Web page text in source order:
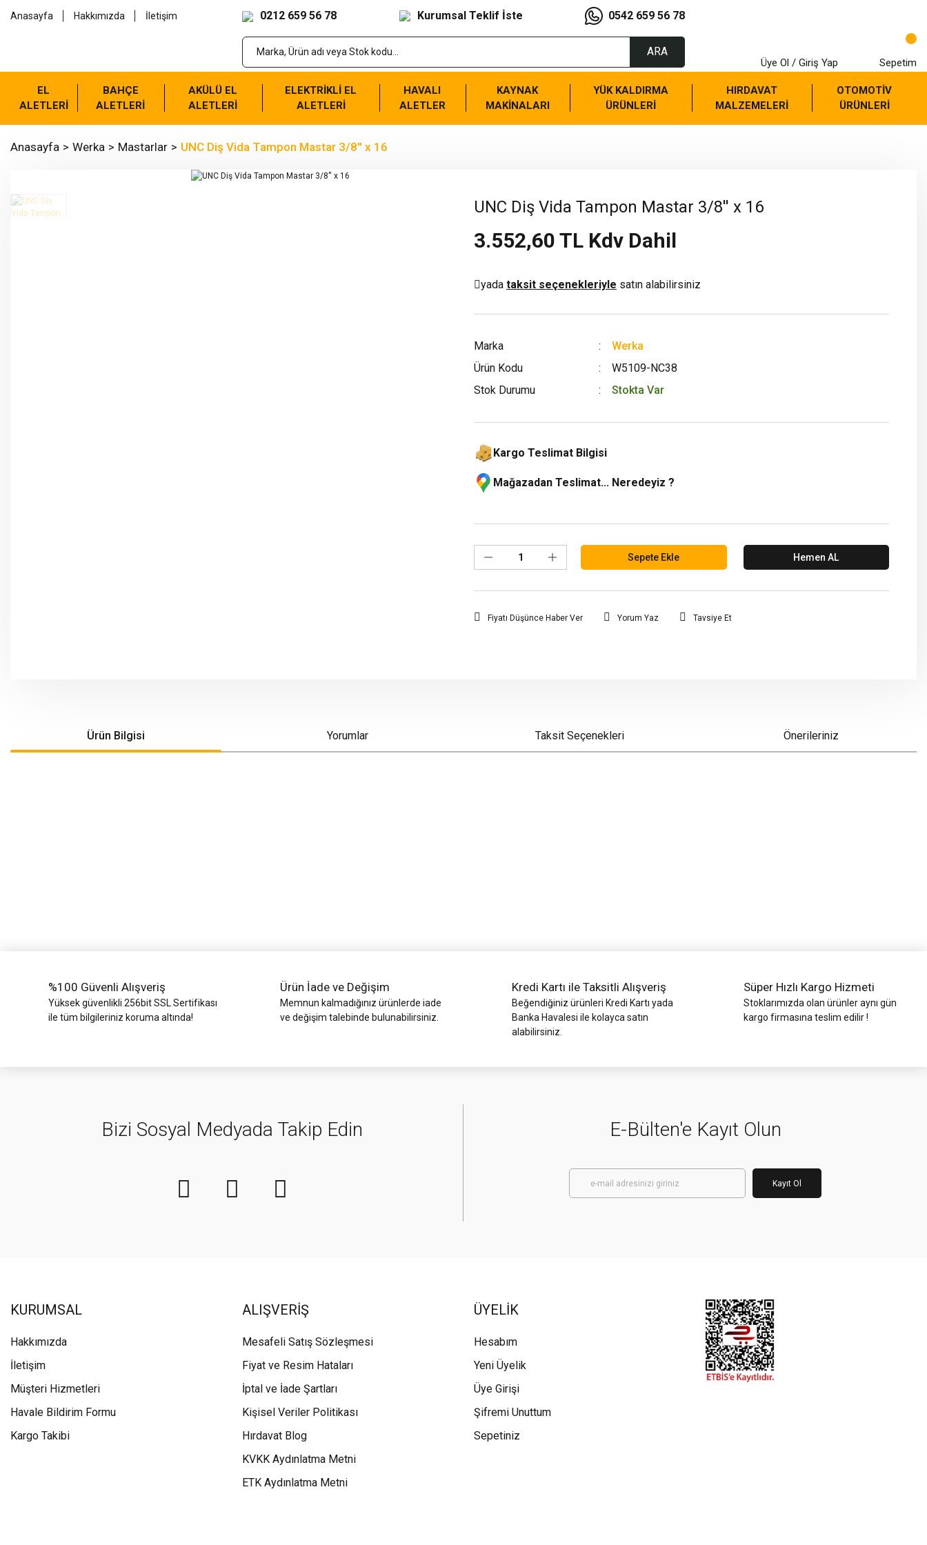
Anasayfa Hakkımızda İletişim 0212 659 56 78 Kurumsal Teklif İste 0542 659 56 78
ARA
Üye Ol / Giriş Yap Sepetim
EL
ALETLERİ
BAHÇE
ALETLERİ
AKÜLÜ EL
ALETLERİ
ELEKTRİKLİ EL
ALETLERİ
HAVALI
ALETLER
KAYNAK
MAKİNALARI
YÜK KALDIRMA
ÜRÜNLERİ
HIRDAVAT
MALZEMELERİ
OTOMOTİV
ÜRÜNLERİ
Anasayfa Werka Mastarlar UNC Diş Vida Tampon Mastar 3/8'' x 16
UNC Diş Vida Tampon Mastar 3/8'' x 16
3.552,60 TL Kdv Dahil
yada taksit seçenekleriyle satın alabilirsiniz
Marka
Werka
Ürün Kodu
W5109-NC38
Stok Durumu
Stokta Var
Kargo Teslimat Bilgisi
Mağazadan Teslimat... Neredeyiz ?
Sepete Ekle Hemen AL
Fiyatı Düşünce Haber Ver Yorum Yaz Tavsiye Et
Ürün Bilgisi Yorumlar Taksit Seçenekleri Önerileriniz
%100 Güvenli Alışveriş
Yüksek güvenlikli 256bit SSL Sertifikası
ile tüm bilgileriniz koruma altında!
Ürün İade ve Değişim
Memnun kalmadığınız ürünlerde iade
ve değişim talebinde bulunabilirsiniz.
Kredi Kartı ile Taksitli Alışveriş
Beğendiğiniz ürünleri Kredi Kartı yada
Banka Havalesi ile kolayca satın
alabilirsiniz.
Süper Hızlı Kargo Hizmeti
Stoklarımızda olan ürünler aynı gün
kargo firmasına teslim edilir !
Bizi Sosyal Medyada Takip Edin E-Bülten'e Kayıt Olun
Kayıt Ol
KURUMSAL
Hakkımızda
İletişim
Müşteri Hizmetleri
Havale Bildirim Formu
Kargo Takibi
ALIŞVERİŞ
Mesafeli Satış Sözleşmesi
Fiyat ve Resim Hataları
İptal ve İade Şartları
Kişisel Veriler Politikası
Hırdavat Blog
KVKK Aydınlatma Metni
ETK Aydınlatma Metni
ÜYELİK
Hesabım
Yeni Üyelik
Üye Girişi
Şifremi Unuttum
Sepetiniz